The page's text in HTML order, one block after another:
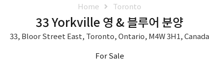
Home Toronto
33 Yorkville 영 & 블루어 분양
33, Bloor Street East, Toronto, Ontario, M4W 3H1, Canada
For Sale